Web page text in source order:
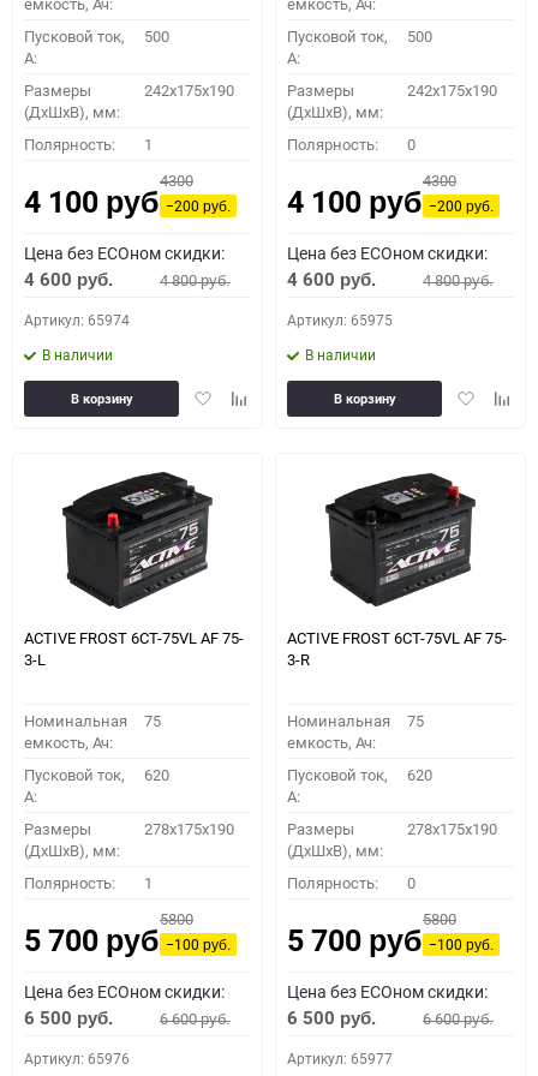
Пусковой ток,
A:
500
Размеры
(ДхШхВ), мм:
242x175x190
Полярность: 1
4 100 руб.
4300
−200руб.
Цена без ECOном скидки:
4 600 руб. 4 800руб.
Артикул: 65974
В наличии
ДобавитьДобавить
В корзину
Пусковой ток,
A:
500
Размеры
(ДхШхВ), мм:
242x175x190
Полярность: 0
4 100 руб.
4300
−200руб.
Цена без ECOном скидки:
4 600 руб. 4 800руб.
Артикул: 65975
В наличии
Добавить
В корзину
ACTIVE FROST 6СТ-75VL АF 75-
3-L
Номинальная
емкость, Ач:
75
Пусковой ток,
A:
620
Размеры
(ДхШхВ), мм:
278x175x190
Полярность: 1
5 700 руб.
5800
−100руб.
Цена без ECOном скидки:
6 500 руб. 6 600руб.
Артикул: 65976
ACTIVE FROST 6СТ-75VL АF 75-
3-R
Номинальная
емкость, Ач:
75
Пусковой ток,
A:
620
Размеры
(ДхШхВ), мм:
278x175x190
Полярность: 0
5 700 руб.
5800
−100руб.
Цена без ECOном скидки:
6 500 руб. 6 600руб.
Артикул: 65977